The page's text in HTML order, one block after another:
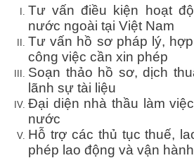
Tư vấn điều kiện hoạt
nước ngoài tại Việt Nam
Tư vấn hồ sơ pháp lý,
công việc cần xin phép
Soạn thảo hồ sơ, dịch
lãnh sự tài liệu
Đại diện nhà thầu làm
nước
Hỗ trợ các thủ tục thuế,
phép lao động và vận